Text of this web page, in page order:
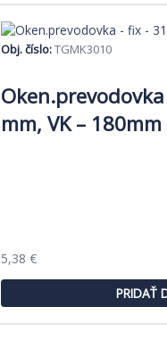
Obj. číslo:TGMK3010
Oken.prevodovka
mm, VK – 180mm
Pôvodná
8,27 €.
5,38 €Aktuálna
5,38 €.
PRIDAŤ